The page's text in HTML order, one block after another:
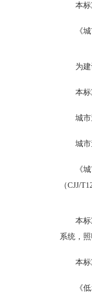
本
《
为
本
城
城
《
（CJJ/
本
系统，
本
《